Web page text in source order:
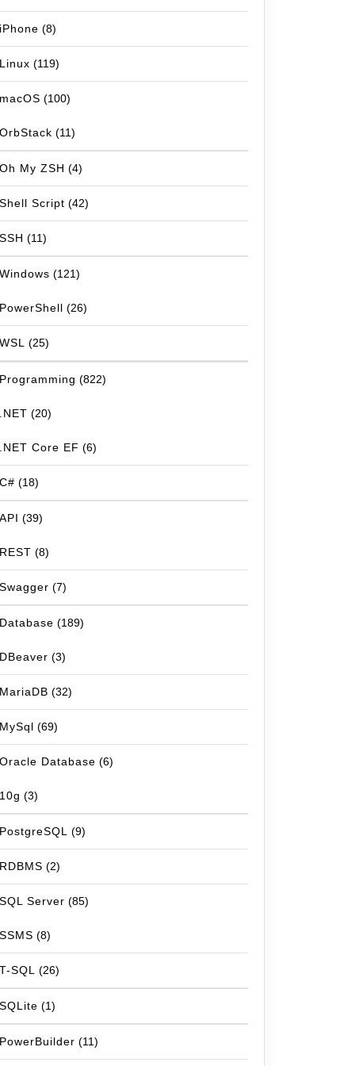
iPhone (8)
Linux (119)
macOS (100)
OrbStack (11)
Oh My ZSH (4)
Shell Script (42)
SSH (11)
Windows (121)
PowerShell (26)
WSL (25)
Programming (822)
.NET (20)
.NET Core EF (6)
C# (18)
API (39)
REST (8)
Swagger (7)
Database (189)
DBeaver (3)
MariaDB (32)
MySql (69)
Oracle Database (6)
10g (3)
PostgreSQL (9)
RDBMS (2)
SQL Server (85)
SSMS (8)
T-SQL (26)
SQLite (1)
PowerBuilder (11)